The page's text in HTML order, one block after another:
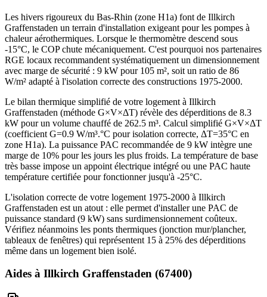
Les hivers rigoureux du Bas-Rhin (zone H1a) font de Illkirch
Graffenstaden un terrain d'installation exigeant pour les pompes à
chaleur aérothermiques. Lorsque le thermomètre descend sous
-15°C, le COP chute mécaniquement. C'est pourquoi nos partenaires
RGE locaux recommandent systématiquement un dimensionnement
avec marge de sécurité : 9 kW pour 105 m², soit un ratio de 86
W/m² adapté à l'isolation correcte des constructions 1975-2000.
Le bilan thermique simplifié de votre logement à Illkirch
Graffenstaden (méthode G×V×ΔT) révèle des déperditions de 8.3
kW pour un volume chauffé de 262.5 m³. Calcul simplifié G×V×ΔT
(coefficient G=0.9 W/m³.°C pour isolation correcte, ΔT=35°C en
zone H1a). La puissance PAC recommandée de 9 kW intègre une
marge de 10% pour les jours les plus froids. La température de base
très basse impose un appoint électrique intégré ou une PAC haute
température certifiée pour fonctionner jusqu'à -25°C.
L'isolation correcte de votre logement 1975-2000 à Illkirch
Graffenstaden est un atout : elle permet d'installer une PAC de
puissance standard (9 kW) sans surdimensionnement coûteux.
Vérifiez néanmoins les ponts thermiques (jonction mur/plancher,
tableaux de fenêtres) qui représentent 15 à 25% des déperditions
même dans un logement bien isolé.
Aides à Illkirch Graffenstaden (67400)